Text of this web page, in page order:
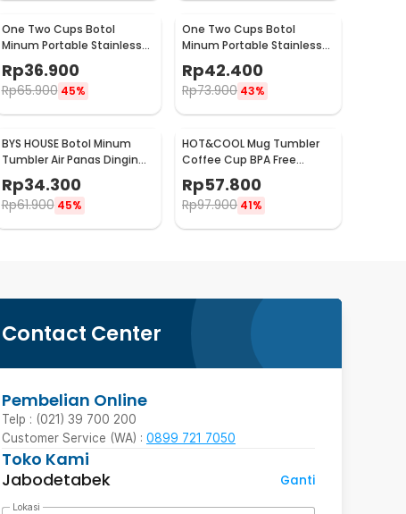
One Two Cups Botol
Minum Portable Stainless
Steel 750ml - YM006
Rp36.900
Rp65.900 45%
One Two Cups Botol
Minum Portable Stainless
Steel 500ml - YM006
Rp42.400
Rp73.900 43%
BYS HOUSE Botol Minum
Tumbler Air Panas Dingin
Stainless Steel 380ml -
TY204
Rp34.300
Rp61.900 45%
HOT&COOL Mug Tumbler
Coffee Cup BPA Free
Stainless Steel 350ml -
HC300
Rp57.800
Rp97.900 41%
Contact Center
Pembelian Online
Telp : (021) 39 700 200
Customer Service (WA) : 0899 721 7050
Toko Kami
Jabodetabek
Ganti
Lokasi